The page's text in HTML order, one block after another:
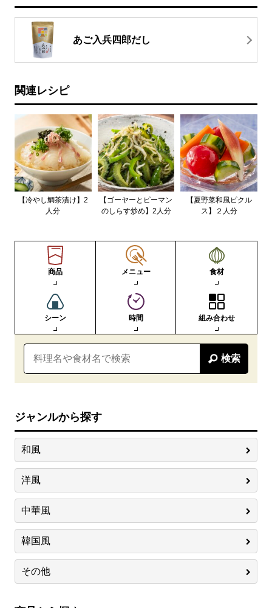
あご入兵四郎だし
関連レシピ
【冷やし鯛茶漬け】2
人分
【ゴーヤーとピーマン
のしらす炒め】2人分
【夏野菜和風ピクル
ス】２人分
商品 メニュー 食材
シーン 時間 組み合わせ
検索
ジャンルから探す
和風
洋風
中華風
韓国風
その他